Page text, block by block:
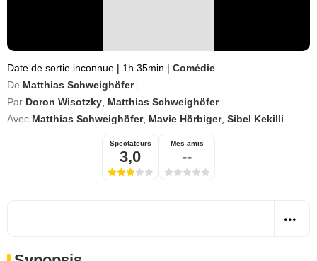
Date de sortie inconnue | 1h 35min | Comédie
De Matthias Schweighöfer
Par Doron Wisotzky Matthias Schweighöfer
Avec Matthias Schweighöfer, Mavie Hörbiger, Sibel Kekilli
Spectateurs
3,0
Mes amis
--